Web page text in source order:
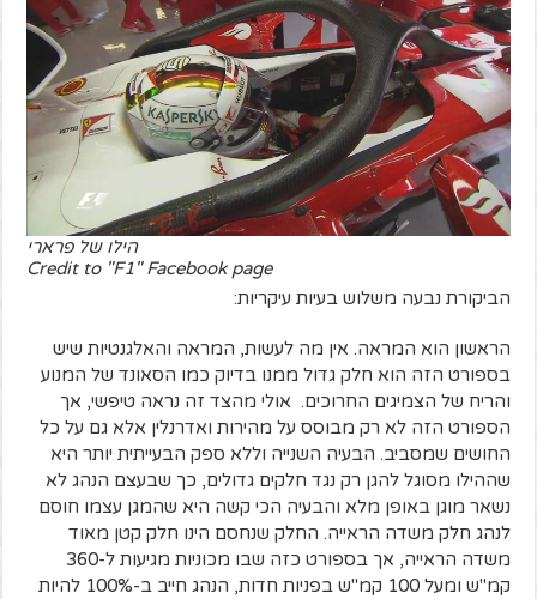
הילו של פרארי
Credit to "F1" Facebook page
הביקורת נבעה משלוש בעיות עיקריות:
הראשון הוא המראה. אין מה לעשות, המראה והאלגנטיות שיש
בספורט הזה הוא חלק גדול ממנו בדיוק כמו הסאונד של המנוע
והריח של הצמיגים החרוכים. אולי מהצד זה נראה טיפשי, אך
הספורט הזה לא רק מבוסס על מהירות ואדרנלין אלא גם על כל
החושים שמסביב. הבעיה השנייה וללא ספק הבעייתית יותר היא
שההילו מסוגל להגן רק נגד חלקים גדולים, כך שבעצם הנהג לא
נשאר מוגן באופן מלא והבעיה הכי קשה היא שהמגן עצמו חוסם
לנהג חלק משדה הראייה. החלק שנחסם הינו חלק קטן מאוד
משדה הראייה, אך בספורט כזה שבו מכוניות מגיעות ל-360
קמ"ש ומעל 100 קמ"ש בפניות חדות, הנהג חייב ב-100% להיות